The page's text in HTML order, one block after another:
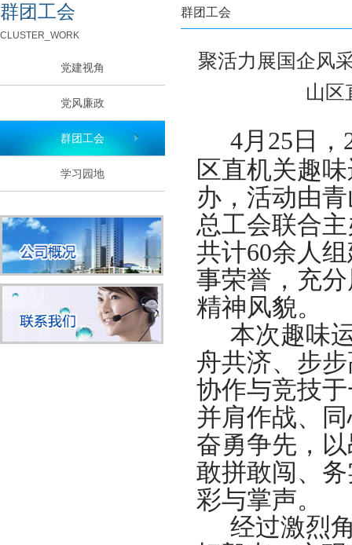
群团工会
CLUSTER_WORK
党建视角
党风廉政
群团工会
学习园地
群团工会
聚活力展国企风
山区
4月 25 日，
区直机关趣
办，活动由
总工会联合
共计60余人
事荣誉，充
精神风貌。
本次趣味
舟共济、步
协作与竞技
并肩作战、
奋勇争先，
敢拼敢闯、
彩与掌声。
经过激烈